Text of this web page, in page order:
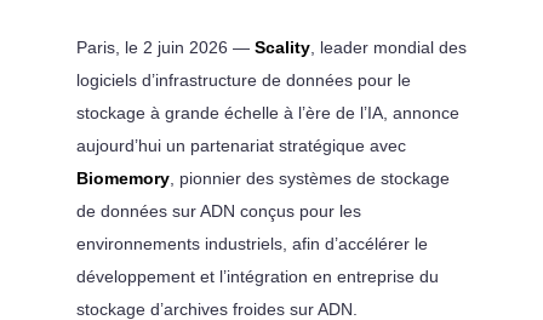
Paris, le 2 juin 2026 — Scality, leader mondial des
logiciels d’infrastructure de données pour le
stockage à grande échelle à l’ère de l’IA, annonce
aujourd’hui un partenariat stratégique avec
Biomemory, pionnier des systèmes de stockage
de données sur ADN conçus pour les
environnements industriels, afin d’accélérer le
développement et l’intégration en entreprise du
stockage d’archives froides sur ADN.